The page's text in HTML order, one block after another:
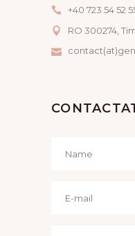
+40 723 54 52
RO 300274,